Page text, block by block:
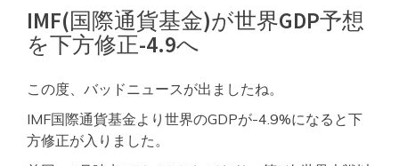
IMF(国際通貨基金)が世界GDP予想
を下方修正-4.9へ
この度、バッドニュースが出ましたね。
IMF国際通貨基金より世界のGDPが-4.9%になると下
方修正が入りました。